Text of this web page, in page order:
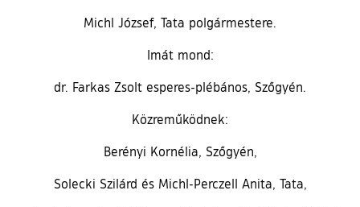
Michl József, Tata polgármestere.
Imát mond:
dr. Farkas Zsolt esperes-plébános, Szőgyén.
Közreműködnek:
Berényi Kornélia, Szőgyén,
Solecki Szilárd és Michl-Perczell Anita, Tata,